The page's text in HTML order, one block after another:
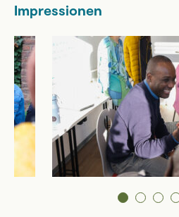
Impressionen
1 2 3 4